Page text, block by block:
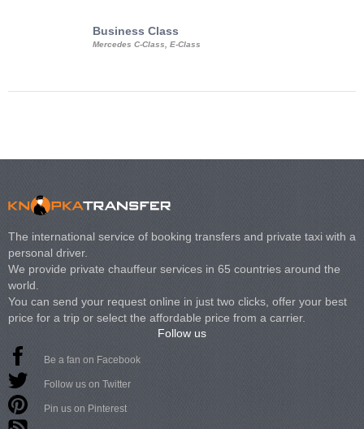
Business Class
Mercedes C-Class, E-Class
The international service of booking transfers and private taxi with a
personal driver.
We provide private chauffeur services in 65 countries around the
world.
You can send your request online in just two clicks, offer your best
price for a trip or select the affordable price from a carrier.
Follow us
Be a fan on Facebook
Follow us on Twitter
Pin us on Pinterest